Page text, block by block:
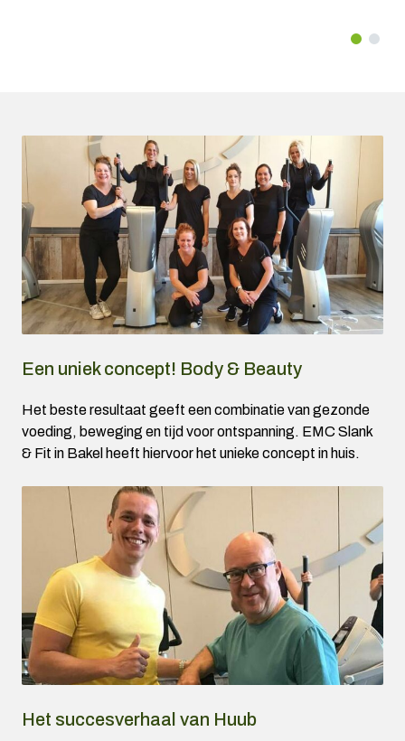
Een uniek concept! Body & Beauty
Het beste resultaat geeft een combinatie van gezonde
voeding, beweging en tijd voor ontspanning. EMC Slank
& Fit in Bakel heeft hiervoor het unieke concept in huis.
Het succesverhaal van Huub